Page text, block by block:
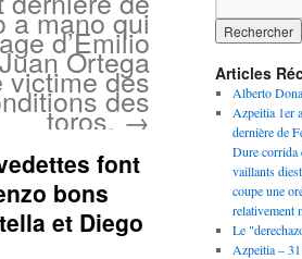
a mano qui
d’Emilio
Ortega
victime des
des
toros.→
font
bons
et Diego
Articles
Alberto
Azpeitia 1er
dernière de
Dure corrida
vaillants
coupe une
relativement
Le
Azpeitia –